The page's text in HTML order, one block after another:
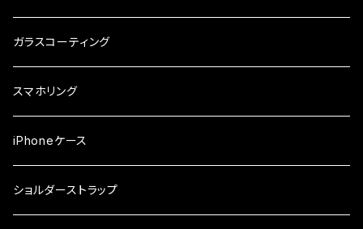
ガラスフィルム
シンプルスマホ
ガラスフィルム
らくらくスマホ
ガラスフィルム
OPPO
ガラスフィルム
Xiaomi
iPhone17e
iPhone17ProMax
Android
ガラスコーティング
スマホリング
iPhoneケース
ショルダーストラップ